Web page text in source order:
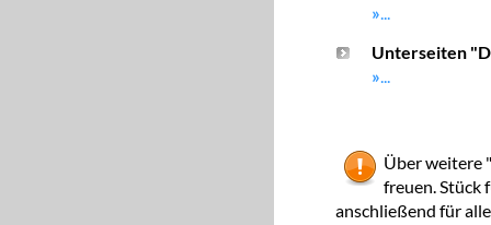
»...
Unterseiten
»...
Über weitere
freuen. Stück
anschließend für